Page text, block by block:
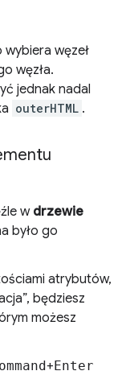
węzeł
węzła.
jednak nadal
outerHTML .
w drzewie
było go
atrybutów,
będziesz
możesz
+Enter